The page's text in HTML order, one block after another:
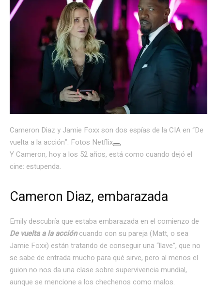
Cameron Diaz y Jamie Foxx son dos espías de la CIA en “De
vuelta a la acción”. Fotos Netflix
Y Cameron, hoy a los 52 años, está como cuando dejó el
cine: estupenda.
Cameron Diaz, embarazada
Emily descubría que estaba embarazada en el comienzo de
De vuelta a la accióncuando con su pareja (Matt, o sea
Jamie Foxx) están tratando de conseguir una “llave”, que no
se sabe de entrada mucho para qué sirve, pero al menos el
guion no nos da una clase sobre supervivencia mundial,
aunque se mencione a los chechenos como malos.